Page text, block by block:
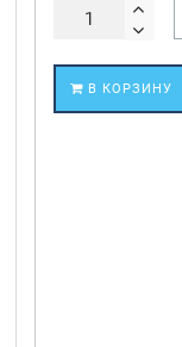
В КОРЗИНУ